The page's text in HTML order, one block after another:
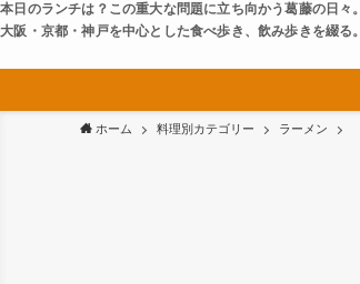
本日のランチは？この重大な問題に立ち向かう葛藤の日々。
大阪・京都・神戸を中心とした食べ歩き、飲み歩きを綴る。
ホーム 料理別カテゴリー ラーメン